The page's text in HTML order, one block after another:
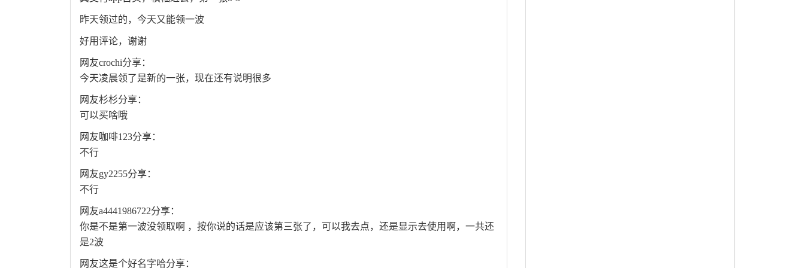
昨天领过的，今天又能领一波
好用评论，谢谢
网友crochi分享：
今天凌晨领了是新的一张，现在还有说明很多
网友杉杉分享：
可以买啥哦
网友咖啡123分享：
不行
网友gy2255分享：
不行
网友a4441986722分享：
你是不是第一波没领取啊 ，按你说的话是应该第三张了，可以我去点，还是显示去使用啊，一共还
是2波
网友这是个好名字哈分享：